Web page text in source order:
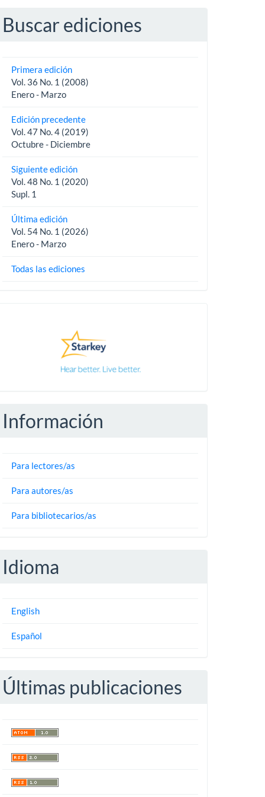
Buscar ediciones
Primera edición
Vol. 36 No. 1 (2008)
Enero - Marzo
Edición precedente
Vol. 47 No. 4 (2019)
Octubre - Diciembre
Siguiente edición
Vol. 48 No. 1 (2020)
Supl. 1
Última edición
Vol. 54 No. 1 (2026)
Enero - Marzo
Todas las ediciones
Información
Para lectores/as
Para autores/as
Para bibliotecarios/as
Idioma
English
Español
Últimas publicaciones